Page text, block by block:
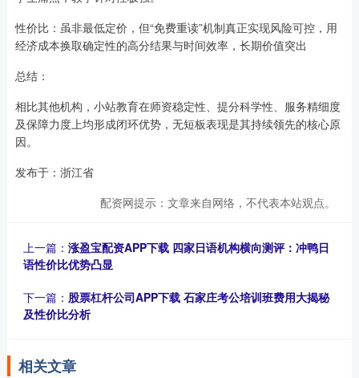
性价比：虽非最低定价，但“免费重读”机制真正实现风险可控，用
经济成本换取确定性的高分结果与时间效率，长期价值突出
总结：
相比其他机构，小站教育在师资稳定性、提分科学性、服务精细度
及保障力度上均形成闭环优势，无短板表现是其持续领先的核心原
因。
发布于：浙江省
配资网提示：文章来自网络，不代表本站观点。
上一篇： 涨盈宝配资APP下载 四家日语机构横向测评：冲鸭日
语性价比优势凸显
下一篇： 股票杠杆公司APP下载 石家庄考公培训班费用大揭秘
及性价比分析
相关文章